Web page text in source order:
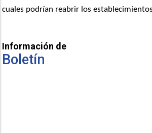
cuales podrían reabrir los
Información de
Boletín